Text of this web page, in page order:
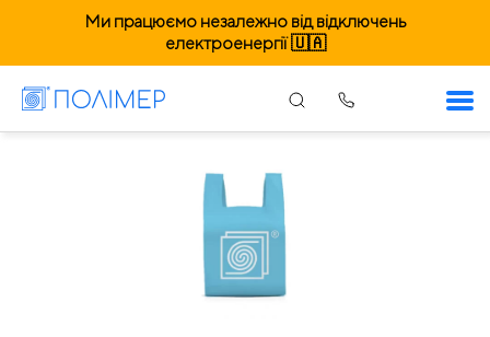
Ми працюємо незалежно від відключень
електроенергії 🇺🇦
Пакети оптом. Вінниця